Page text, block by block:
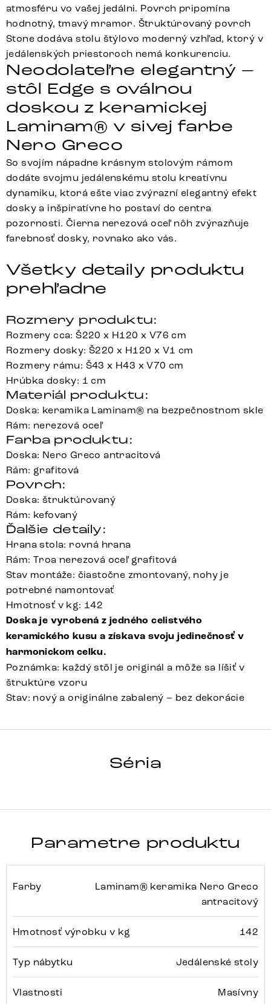
atmosféru vo vašej jedálni. Povrch pripomína
hodnotný, tmavý mramor. Štruktúrovaný povrch
Stone dodáva stolu štýlovo moderný vzhľad, ktorý v
jedálenských priestoroch nemá konkurenciu.
Neodolateľne elegantný –
stôl Edge s oválnou
doskou z keramickej
Laminam® v sivej farbe
Nero Greco
So svojím nápadne krásnym stolovým rámom
dodáte svojmu jedálenskému stolu kreatívnu
dynamiku, ktorá ešte viac zvýrazní elegantný efekt
dosky a inšpiratívne ho postaví do centra
pozornosti. Čierna nerezová oceľ nôh zvýrazňuje
farebnosť dosky, rovnako ako vás.
Všetky detaily produktu
prehľadne
Rozmery produktu:
Rozmery cca: Š220 x H120 x V76 cm
Rozmery dosky: Š220 x H120 x V1 cm
Rozmery rámu: Š43 x H43 x V70 cm
Hrúbka dosky: 1 cm
Materiál produktu:
Doska: keramika Laminam® na bezpečnostnom skle
Rám: nerezová oceľ
Farba produktu:
Doska: Nero Greco antracitová
Rám: grafitová
Povrch:
Doska: štruktúrovaný
Rám: kefovaný
Ďalšie detaily:
Hrana stola: rovná hrana
Rám: Troa nerezová oceľ grafitová
Stav montáže: čiastočne zmontovaný, nohy je
potrebné namontovať
Hmotnosť v kg: 142
Doska je vyrobená z jedného celistvého
keramického kusu a získava svoju jedinečnosť v
harmonickom celku.
Poznámka: každý stôl je originál a môže sa líšiť v
štruktúre vzoru
Stav: nový a originálne zabalený – bez dekorácie
Séria
Parametre produktu
Farby
Laminam® keramika Nero Greco
antracitový
Hmotnosť výrobku v kg 142
Typ nábytku Jedálenské stoly
Vlastnosti Masívny